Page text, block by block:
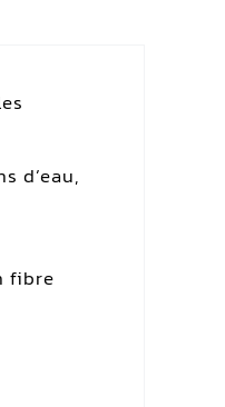
d’eau,
fibre